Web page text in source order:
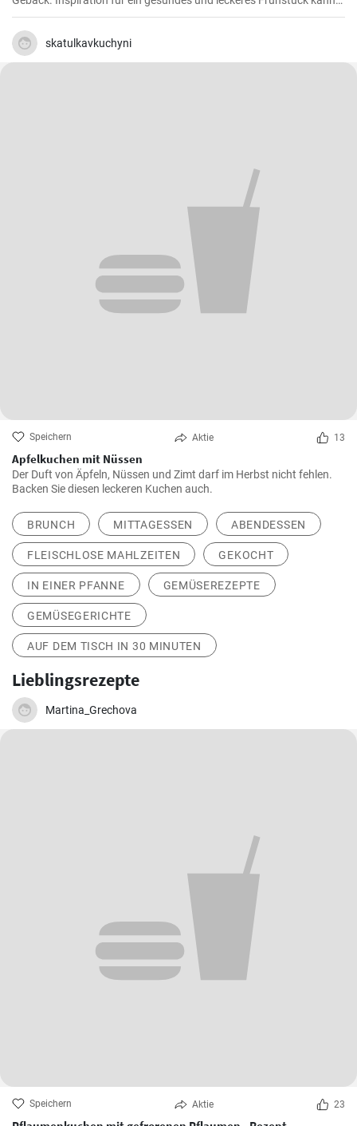
man nie genug haben.
skatulkavkuchyni
Speichern Aktie 13
Apfelkuchen mit Nüssen
Der Duft von Äpfeln, Nüssen und Zimt darf im Herbst nicht fehlen.
Backen Sie diesen leckeren Kuchen auch.
BRUNCH MITTAGESSEN ABENDESSEN
FLEISCHLOSE MAHLZEITEN GEKOCHT
IN EINER PFANNE GEMÜSEREZEPTE
GEMÜSEGERICHTE
AUF DEM TISCH IN 30 MINUTEN
Lieblingsrezepte
Martina_Grechova
Speichern Aktie 23